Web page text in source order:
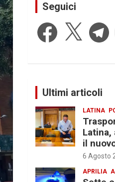
Seguici
Facebook
X
Ultimi articoli
LATINA
Latina,
il
6 Agosto
APRILIA